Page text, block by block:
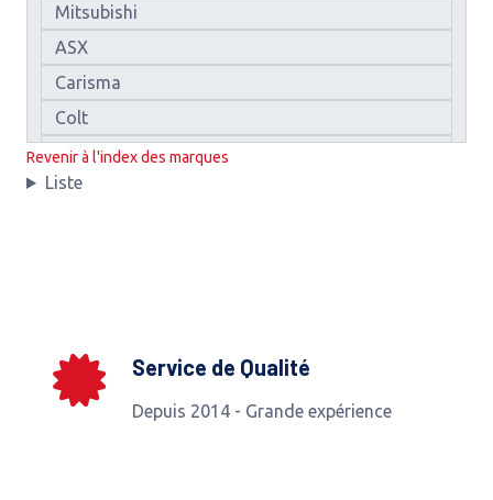
Revenir à l'index des marques
Liste
Service de Qualité
Depuis 2014 - Grande expérience